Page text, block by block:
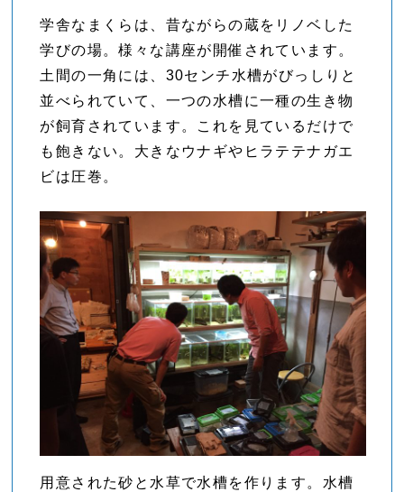
学舎なまくらは、昔ながらの蔵をリノベした
学びの場。様々な講座が開催されています。
土間の一角には、30センチ水槽がびっしりと
並べられていて、一つの水槽に一種の生き物
が飼育されています。これを見ているだけで
も飽きない。大きなウナギやヒラテテナガエ
ビは圧巻。
用意された砂と水草で水槽を作ります。水槽